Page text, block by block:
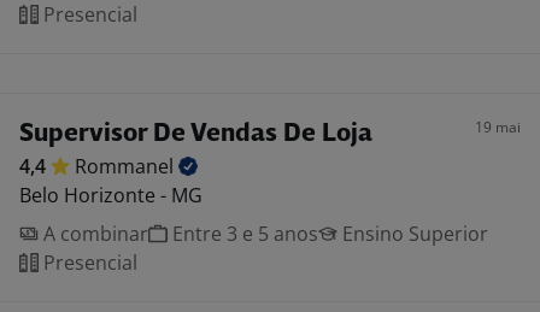
Presencial
Supervisor De Vendas De Loja 19 mai
4,4
Rommanel
Belo Horizonte - MG
A combinar
Entre 3 e 5 anos
Ensino Superior
Presencial